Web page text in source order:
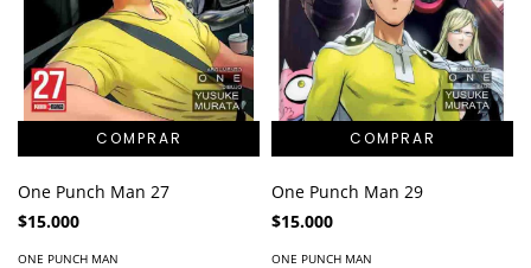
One Punch Man 27
$15.000
ONE PUNCH MAN
One Punch Man 29
$15.000
ONE PUNCH MAN